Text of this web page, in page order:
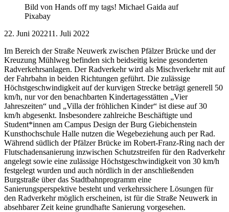
Bild von Hands off my tags! Michael Gaida auf
Pixabay
22. Juni 202211. Juli 2022
Im Bereich der Straße Neuwerk zwischen Pfälzer Brücke und der
Kreuzung Mühlweg befinden sich beidseitig keine gesonderten
Radverkehrsanlagen. Der Radverkehr wird als Mischverkehr mit auf
der Fahrbahn in beiden Richtungen geführt. Die zulässige
Höchstgeschwindigkeit auf der kurvigen Strecke beträgt generell 50
km/h, nur vor den benachbarten Kindertagesstätten „Vier
Jahreszeiten“ und „Villa der fröhlichen Kinder“ ist diese auf 30
km/h abgesenkt. Insbesondere zahlreiche Beschäftigte und
Student*innen am Campus Design der Burg Giebichenstein
Kunsthochschule Halle nutzen die Wegebeziehung auch per Rad.
Während südlich der Pfälzer Brücke im Robert-Franz-Ring nach der
Flutschadensanierung inzwischen Schutzstreifen für den Radverkehr
angelegt sowie eine zulässige Höchstgeschwindigkeit von 30 km/h
festgelegt wurden und auch nördlich in der anschließenden
Burgstraße über das Stadtbahnprogramm eine
Sanierungsperspektive besteht und verkehrssichere Lösungen für
den Radverkehr möglich erscheinen, ist für die Straße Neuwerk in
absehbarer Zeit keine grundhafte Sanierung vorgesehen.